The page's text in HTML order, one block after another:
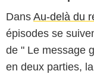
Dans Au-delà du
épisodes se
de " Le message
en deux parties,